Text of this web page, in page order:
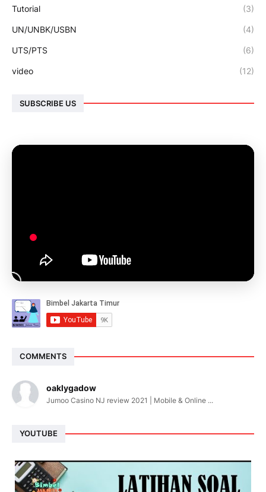
Tutorial (3)
UN/UNBK/USBN (4)
UTS/PTS (6)
video (12)
SUBSCRIBE US
COMMENTS
oaklygadow
Jumoo Casino NJ review 2021 | Mobile & Online ...
YOUTUBE